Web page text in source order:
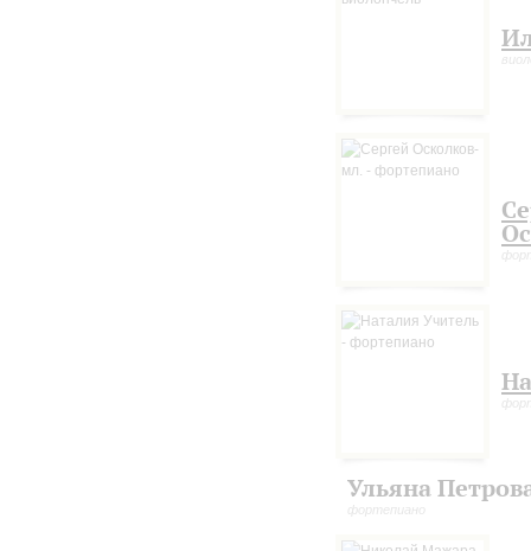
Ульяна
фортепиано